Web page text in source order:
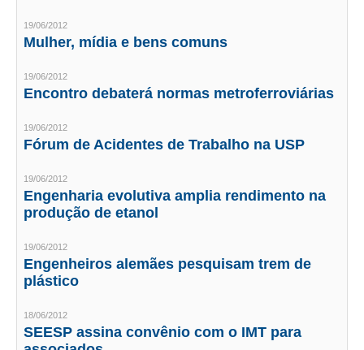
ENGENHEIRO EMPREENDEDOR
PLATAFORMAS GRATUITAS
BENEFÍCIOS
APOSENTADORIA
CONVÊNIOS
PLANO DE SAÚDE
SEESPPREV
19/06/2012
Mulher, mídia e bens comuns
19/06/2012
Encontro debaterá normas metroferroviárias
19/06/2012
Fórum de Acidentes de Trabalho na USP
19/06/2012
Engenharia evolutiva amplia rendimento na
produção de etanol
19/06/2012
Engenheiros alemães pesquisam trem de
plástico
18/06/2012
SEESP assina convênio com o IMT para